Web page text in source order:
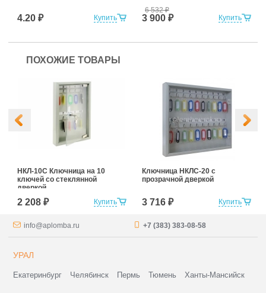
Купить
4.20 ₽ Купить
3 900 ₽
6 532₽
ПОХОЖИЕ ТОВАРЫ
Купить
НКЛ-10С Ключница на 10
ключей со стеклянной
дверкой
2 208 ₽ Купить
Ключница НКЛС-20 с
прозрачной дверкой
3 716 ₽
info@aplomba.ru +7 (383) 383-08-58
УРАЛ
Екатеринбург Челябинск Пермь Тюмень Ханты-Мансийск